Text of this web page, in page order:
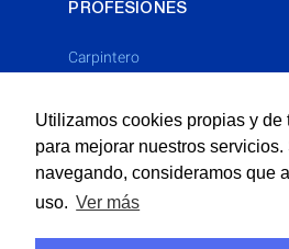
Utilizamos cookies propias y de
para mejorar nuestros servicios.
navegando, consideramos que
uso. Ver más
PROFESIONES
Carpintero
Electricista
Fontanero
Limpieza Industrial
Multiservicios